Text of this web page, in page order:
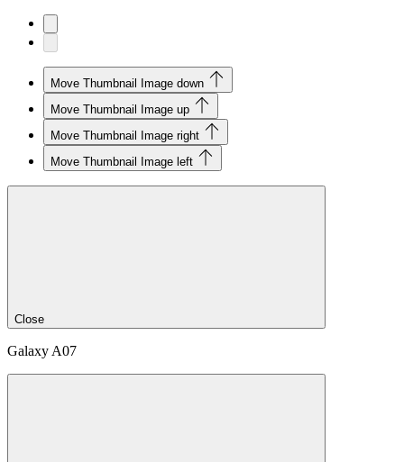
Move Thumbnail Image down
Move Thumbnail Image up
Move Thumbnail Image right
Move Thumbnail Image left
Close
Galaxy A07